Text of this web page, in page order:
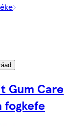
Gum Care
fogkefe